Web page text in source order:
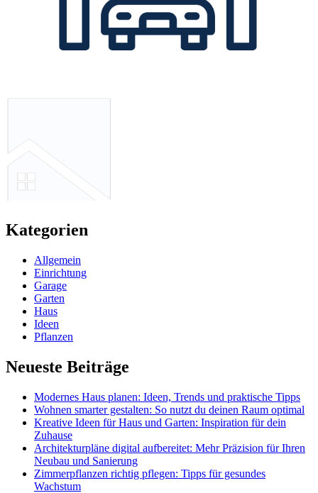
Kategorien
Allgemein
Einrichtung
Garage
Garten
Haus
Ideen
Pflanzen
Neueste Beiträge
Modernes Haus planen: Ideen, Trends und praktische Tipps
Wohnen smarter gestalten: So nutzt du deinen Raum optimal
Kreative Ideen für Haus und Garten: Inspiration für dein
Zuhause
Architekturpläne digital aufbereitet: Mehr Präzision für Ihren
Neubau und Sanierung
Zimmerpflanzen richtig pflegen: Tipps für gesundes
Wachstum